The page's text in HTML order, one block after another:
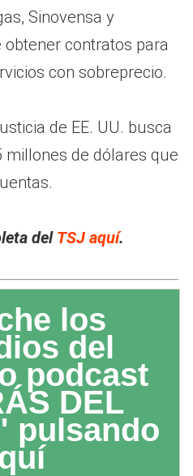
Sinovensa y
contratos para
con sobreprecio.
de EE. UU. busca
de dólares que
del TSJ aquí.
los
del
podcast
DEL
pulsando